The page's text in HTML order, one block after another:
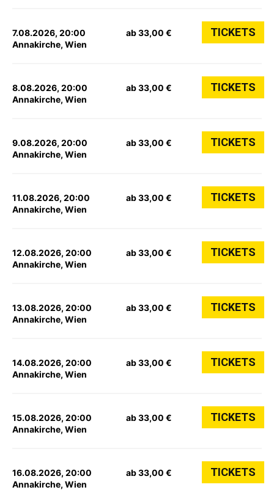
7.08.2026, 20:00
Annakirche, Wien
ab 33,00 € TICKETS
8.08.2026, 20:00
Annakirche, Wien
ab 33,00 € TICKETS
9.08.2026, 20:00
Annakirche, Wien
ab 33,00 € TICKETS
11.08.2026, 20:00
Annakirche, Wien
ab 33,00 € TICKETS
12.08.2026, 20:00
Annakirche, Wien
ab 33,00 € TICKETS
13.08.2026, 20:00
Annakirche, Wien
ab 33,00 € TICKETS
14.08.2026, 20:00
Annakirche, Wien
ab 33,00 € TICKETS
15.08.2026, 20:00
Annakirche, Wien
ab 33,00 € TICKETS
16.08.2026, 20:00
Annakirche, Wien
ab 33,00 € TICKETS